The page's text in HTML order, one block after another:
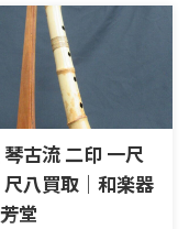
がとうございました。
】琴古流 在銘 竹仙長
尺四寸（約 43cm）歌
径 約 1.9cm / 外径 約
管尻：内径 約 ...
ました。晏弘の銘が2か
おり、中継は銀三線籐
様です。菅尻にやや小さ
があるのが残念なとこ
が、全体的にキレイな
美品で、中継に緩みも無
口にカケも無く、音出
ーズでしたので、精一
段を付けさせていた
古流 二印 一尺
八買取｜和楽器
堂